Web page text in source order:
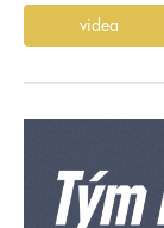
videa